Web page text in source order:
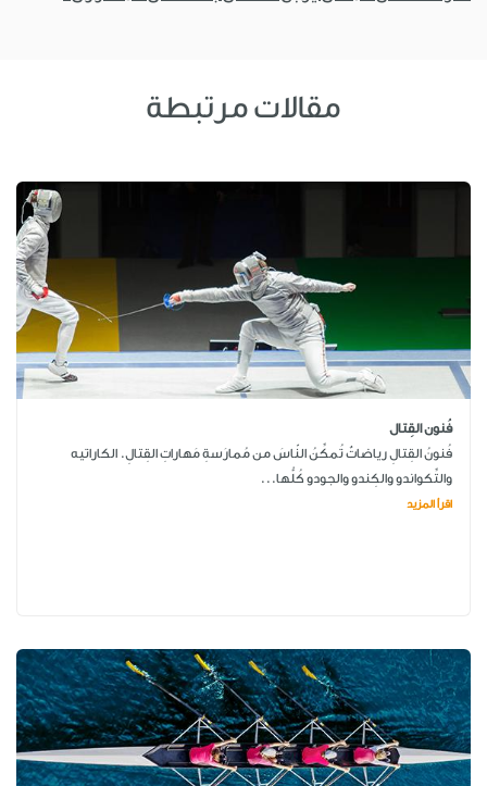
مقالات مرتبطة
فُنون القِتال
فُنونُ القِتالِ رياضاتٌ تُمكِّنُ النّاسَ من مُمارَسةِ مَهاراتِ القِتالِ. الكاراتيه
والتِّكواندو والكِندو والجودو كُلُّها...
اقرأ المزيد